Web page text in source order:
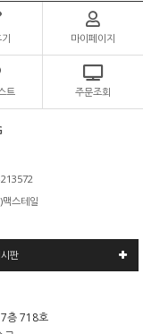
마이페이지
트 주문조회
스테일
판
층 718호